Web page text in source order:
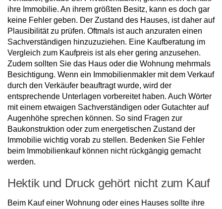
ihre Immobilie. An ihrem größten Besitz, kann es doch gar
keine Fehler geben. Der Zustand des Hauses, ist daher auf
Plausibilität zu prüfen. Oftmals ist auch anzuraten einen
Sachverständigen hinzuzuziehen. Eine Kaufberatung im
Vergleich zum Kaufpreis ist als eher gering anzusehen.
Zudem sollten Sie das Haus oder die Wohnung mehrmals
Besichtigung. Wenn ein Immobilienmakler mit dem Verkauf
durch den Verkäufer beauftragt wurde, wird der
entsprechende Unterlagen vorbereitet haben. Auch Wörter
mit einem etwaigen Sachverständigen oder Gutachter auf
Augenhöhe sprechen können. So sind Fragen zur
Baukonstruktion oder zum energetischen Zustand der
Immobilie wichtig vorab zu stellen. Bedenken Sie Fehler
beim Immobilienkauf können nicht rückgängig gemacht
werden.
Hektik und Druck gehört nicht zum Kauf
Beim Kauf einer Wohnung oder eines Hauses sollte ihre